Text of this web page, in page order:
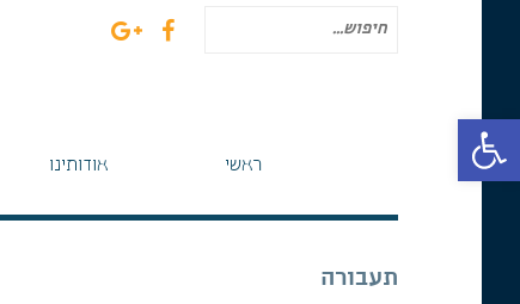
פתח סרגל נגישות
ראשי אודותינו
תעבורה